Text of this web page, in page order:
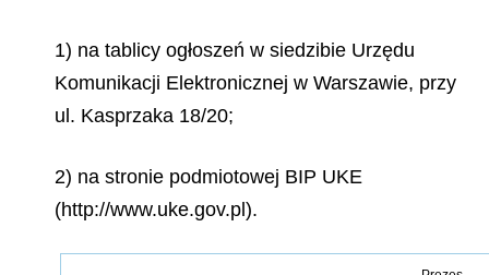
1) na tablicy ogłoszeń w siedzibie Urzędu
Komunikacji Elektronicznej w Warszawie, przy
ul. Kasprzaka 18/20;
2) na stronie podmiotowej BIP UKE
(http://www.uke.gov.pl).